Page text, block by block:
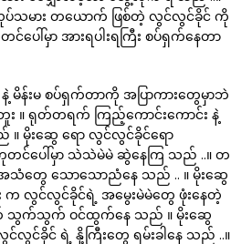
သမား တယောက် ဖြစ်တဲ့ လွင်လွင်ခိုင် ကို
ေါ်မှာ အားရပါးရကြီး စပ်ရှက်နေတာ
မိန်းမ စပ်ရှက်တာကို အပြာကားတွေမှာဘဲ
င်ဘူး ။ ရုတ်တရက် ကြည့်ကောင်းကောင်း နဲ့
။ မိုးဆွေ ရော လွင်လွင်ခိုင်ရော
ပေါ်မှာ သဲသဲမဲမဲ ဆွဲနေကြ သည် ..။ တ
အသံတွေ သောသောညံနေ သည် .. ။ မိုးဆွေ
လွင်လွင်ခိုင်ရဲ့ အမွေးမဲမဲတွေ ဖုံးနေတဲ့
သွက်သွက် ဝင်ထွက်နေ သည် ။ မိုးဆွေ
င်ခိုင် ရဲ့ နို့ကြီးတွေ ရမ်းခါနေ သည် ..။